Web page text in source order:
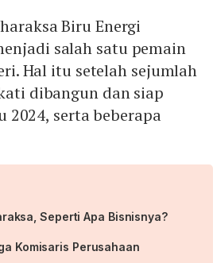
Biru Energi
salah satu pemain
Hal itu setelah sejumlah
dibangun dan siap
serta beberapa
Seperti Apa Bisnisnya?
Komisaris Perusahaan